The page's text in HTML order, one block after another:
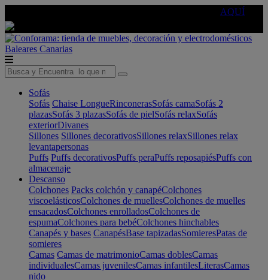
AQUÍ
Baleares Canarias
Sofás
Sofás Chaise LongueRinconerasSofás camaSofás 2
plazasSofás 3 plazasSofás de pielSofás relaxSofás
exteriorDivanes
Sillones Sillones decorativosSillones relaxSillones relax
levantapersonas
Puffs Puffs decorativosPuffs peraPuffs reposapiésPuffs con
almacenaje
Descanso
Colchones Packs colchón y canapéColchones
viscoelásticosColchones de muellesColchones de muelles
ensacadosColchones enrolladosColchones de
espumaColchones para bebéColchones hinchables
Canapés y bases CanapésBase tapizadasSomieresPatas de
somieres
Camas Camas de matrimonioCamas doblesCamas
individualesCamas juvenilesCamas infantilesLiterasCamas
nido